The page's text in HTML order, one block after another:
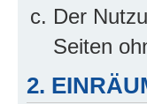
Der
Seiten
2.